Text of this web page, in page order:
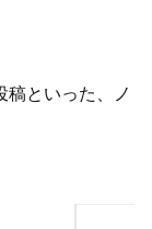
といった、ノ